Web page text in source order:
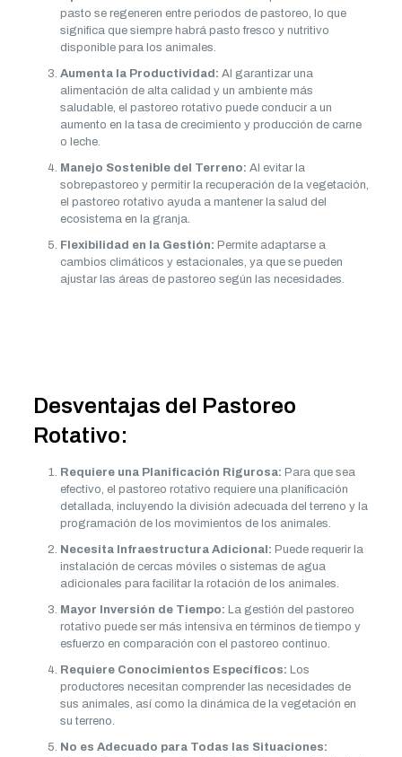
pasto se regeneren entre periodos de pastoreo, lo que
significa que siempre habrá pasto fresco y nutritivo
disponible para los animales.
Aumenta la Productividad: Al garantizar una
alimentación de alta calidad y un ambiente más
saludable, el pastoreo rotativo puede conducir a un
aumento en la tasa de crecimiento y producción de carne
o leche.
Manejo Sostenible del Terreno: Al evitar la
sobrepastoreo y permitir la recuperación de la vegetación,
el pastoreo rotativo ayuda a mantener la salud del
ecosistema en la granja.
Flexibilidad en la Gestión: Permite adaptarse a
cambios climáticos y estacionales, ya que se pueden
ajustar las áreas de pastoreo según las necesidades.
Desventajas del Pastoreo
Rotativo:
Requiere una Planificación Rigurosa: Para que sea
efectivo, el pastoreo rotativo requiere una planificación
detallada, incluyendo la división adecuada del terreno y la
programación de los movimientos de los animales.
Necesita Infraestructura Adicional: Puede requerir la
instalación de cercas móviles o sistemas de agua
adicionales para facilitar la rotación de los animales.
Mayor Inversión de Tiempo: La gestión del pastoreo
rotativo puede ser más intensiva en términos de tiempo y
esfuerzo en comparación con el pastoreo continuo.
Requiere Conocimientos Específicos: Los
productores necesitan comprender las necesidades de
sus animales, así como la dinámica de la vegetación en
su terreno.
No es Adecuado para Todas las Situaciones: